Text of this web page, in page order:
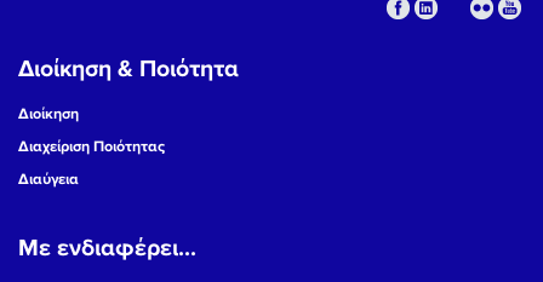
16
17
19
Διοίκηση & Ποιότητα
Διοίκηση
Διαχείριση Ποιότητας
Διαύγεια
Με ενδιαφέρει...